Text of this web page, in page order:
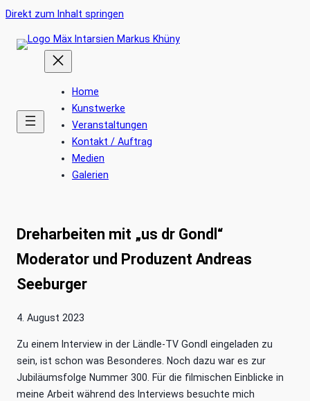
Direkt zum Inhalt springen
den
springen
Home
Kunstwerke
Veranstaltungen
Kontakt / Auftrag
Medien
Galerien
Dreharbeiten mit „us dr Gondl“
Moderator und Produzent Andreas
Seeburger
4. August 2023
Zu einem Interview in der Ländle-TV Gondl eingeladen zu
sein, ist schon was Besonderes. Noch dazu war es zur
Jubiläumsfolge Nummer 300. Für die filmischen Einblicke in
meine Arbeit während des Interviews besuchte mich